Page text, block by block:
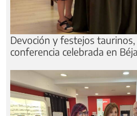
Devoción y festejos
conferencia celebrada en